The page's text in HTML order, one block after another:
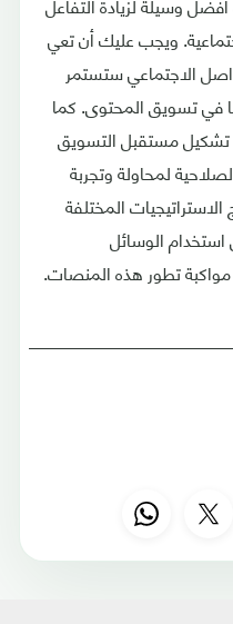
ويجب عليك أن تعي
الاجتماعي ستستمر
في تسويق المحتوى. كما
مستقبل التسويق
لمحاولة وتجربة
المختلفة
استخدام الوسائل
مواكبة تطور هذه المنصات.